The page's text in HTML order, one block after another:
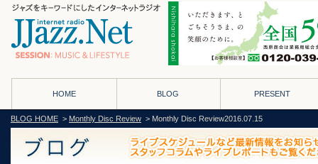
HOME BLOG PRESENT
BLOG HOME > Monthly Disc Review > Monthly Disc Review2016.07.15